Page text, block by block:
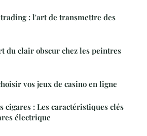
: l'art de transmettre des
du clair obscur chez les peintres
vos jeux de casino en ligne
cigares : Les caractéristiques clés
électrique